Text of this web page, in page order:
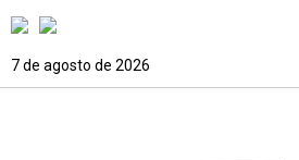
7 de agosto de 2026